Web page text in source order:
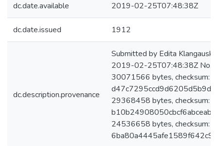
dc.date.available 2019-02-25T07:48:38Z
dc.date.issued 1912
dc.description.provenance
Submitted by Edita
2019-02-25T07:48:38Z No.
30071566 bytes, checksum:
29368458 bytes, checksum:
24536658 bytes, checksum: